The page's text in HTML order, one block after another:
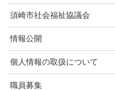
須崎市社会福祉協議会
情報公開
個人情報の取扱について
職員募集